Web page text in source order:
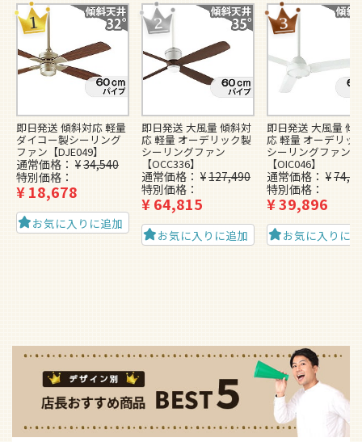
即日発送 傾斜対応 軽量
ダイコー製シーリング
ファン【DJE049】
通常価格 ¥34,540
特別価格
¥18,678
お気に入りに追加
即日発送 大風量 傾斜対
応 軽量 オーデリック製
シーリングファン
【OCC336】
通常価格 ¥127,490
特別価格
¥64,815
お気に入りに追加
即日発送 大風量 傾
応 軽量 オーデリッ
シーリングファン
【OIC046】
通常価格 ¥
特別価格
¥39,896
お気に入りに